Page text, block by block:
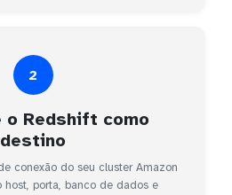
2
o Redshift como
destino
conexão do seu cluster Amazon
host, porta, banco de dados e